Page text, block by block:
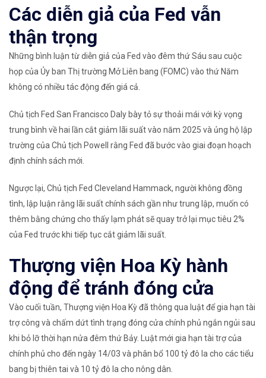
Các diễn giả của Fed vẫn
thận trọng
Những bình luận từ diễn giả của Fed vào đêm thứ Sáu sau cuộc
họp của Ủy ban Thị trường Mở Liên bang (FOMC) vào thứ Năm
không có nhiều tác động đến giá cả.
Chủ tịch Fed San Francisco Daly bày tỏ sự thoải mái với kỳ vọng
trung bình về hai lần cắt giảm lãi suất vào năm 2025 và ủng hộ lập
trường của Chủ tịch Powell rằng Fed đã bước vào giai đoạn hoạch
định chính sách mới.
Ngược lại, Chủ tịch Fed Cleveland Hammack, người không đồng
tình, lập luận rằng lãi suất chính sách gần như trung lập, muốn có
thêm bằng chứng cho thấy lạm phát sẽ quay trở lại mục tiêu 2%
của Fed trước khi tiếp tục cắt giảm lãi suất.
Thượng viện Hoa Kỳ hành
động để tránh đóng cửa
Vào cuối tuần, Thượng viện Hoa Kỳ đã thông qua luật để gia hạn tài
trợ công và chấm dứt tình trạng đóng cửa chính phủ ngắn ngủi sau
khi bỏ lỡ thời hạn nửa đêm thứ Bảy. Luật mới gia hạn tài trợ của
chính phủ cho đến ngày 14/03 và phân bổ 100 tỷ đô la cho các tiểu
bang bị thiên tai và 10 tỷ đô la cho nông dân.